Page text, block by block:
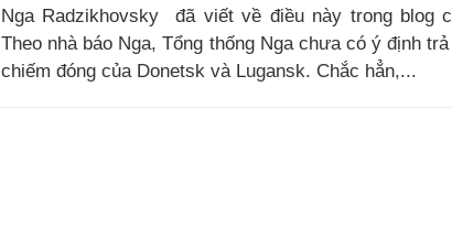
Nga Radzikhovsky đã viết về điều này trong blog
Theo nhà báo Nga, Tổng thống Nga chưa có ý định
chiếm đóng của Donetsk và Lugansk. Chắc hẳn,...